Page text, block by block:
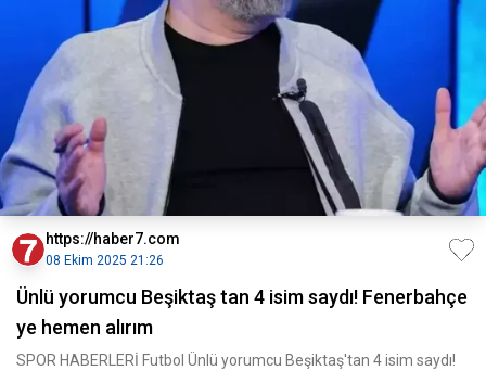
https://haber7.com
08 Ekim 2025 21:26
Ünlü yorumcu Beşiktaş tan 4 isim saydı! Fenerbahçe
ye hemen alırım
SPOR HABERLERİ Futbol Ünlü yorumcu Beşiktaş'tan 4 isim saydı!